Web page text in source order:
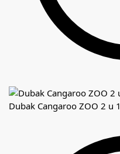
Dubak Cangaroo ZOO 2 u 1